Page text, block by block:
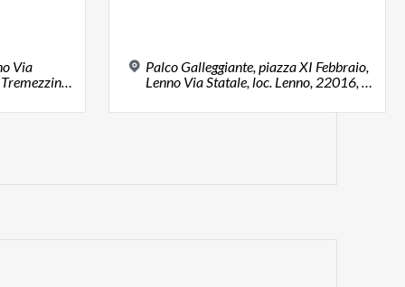
Via
Statale, loc. Lenno, 22016, Tremezzina (CO)
Palco Galleggiante, piazza XI Febbraio,
Lenno Via Statale, loc. Lenno, 22016, Tremezzina (CO)